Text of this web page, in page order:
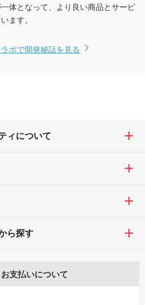
体となって、より良い商品とサービ
ます。
ボで開発秘話を見る
ィについて
お支払いについて
ら探す